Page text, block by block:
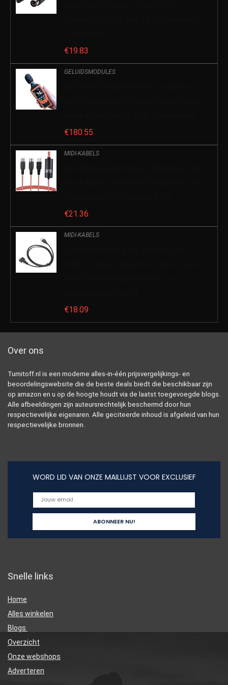
€19.83
GELUIDSMODULES
€180.55
MIDI-KABELS
€21.36
MIDI-KABELS
€18.09
Over ons
Turnitoff.nl is een moderne alles-in-één prijsvergelijkings- en
beoordelingswebsite die de beste deals biedt die beschikbaar zijn
op amazon en u op de hoogte houdt via de laatst toegevoegde blogs.
Alle afbeeldingen zijn auteursrechtelijk beschermd door hun
respectievelijke eigenaren. Alle geciteerde inhoud is afgeleid van hun
respectievelijke bronnen.
WORD LID VAN ONZE MAILLIJST VOOR EXCLUSIEF
Snelle links
Home
Alles winkelen
Blogs
Overzicht
Onze webshops
Adverteren